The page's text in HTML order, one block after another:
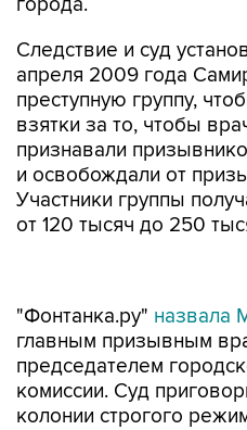
Следствие и суд
апреля 2009 года
преступную группу,
взятки за то, чтобы
признавали
и освобождали от
Участники группы
от 120 тысяч до 250
"Фонтанка.ру" назвала
главным призывным
председателем
комиссии. Суд
колонии строгого